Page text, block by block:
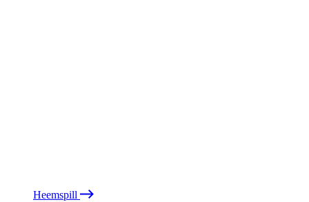
Heemspill